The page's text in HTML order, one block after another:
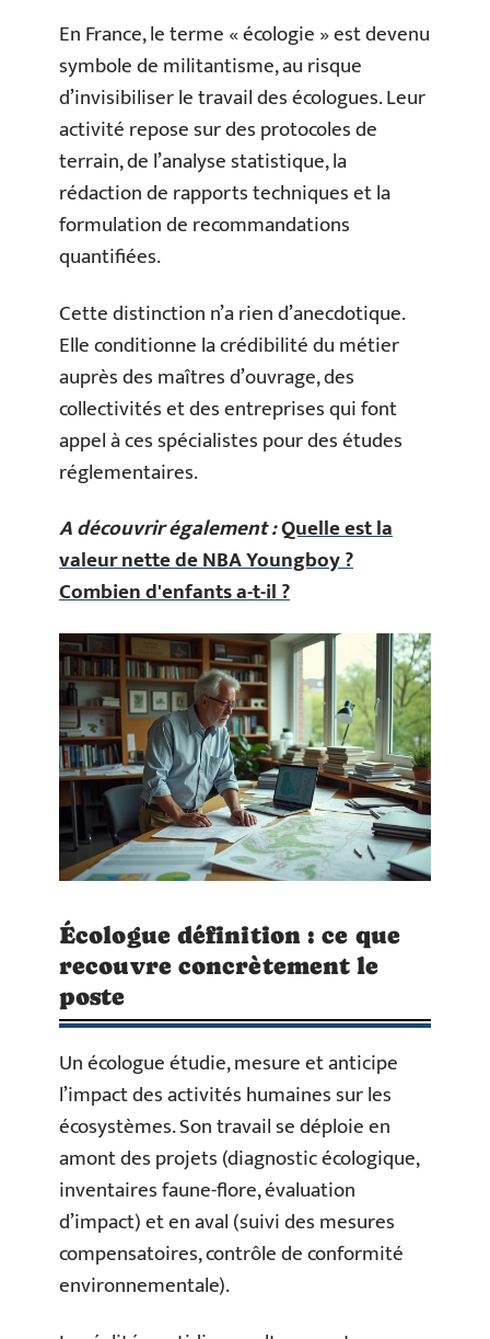
En France, le terme « écologie » est devenu
symbole de militantisme, au risque
d’invisibiliser le travail des écologues. Leur
activité repose sur des protocoles de
terrain, de l’analyse statistique, la
rédaction de rapports techniques et la
formulation de recommandations
quantifiées.
Cette distinction n’a rien d’anecdotique.
Elle conditionne la crédibilité du métier
auprès des maîtres d’ouvrage, des
collectivités et des entreprises qui font
appel à ces spécialistes pour des études
réglementaires.
A découvrir également :Quelle est la
valeur nette de NBA Youngboy ?
Combien d'enfants a-t-il ?
Écologue définition : ce que
recouvre concrètement le
poste
Un écologue étudie, mesure et anticipe
l’impact des activités humaines sur les
écosystèmes. Son travail se déploie en
amont des projets (diagnostic écologique,
inventaires faune-flore, évaluation
d’impact) et en aval (suivi des mesures
compensatoires, contrôle de conformité
environnementale).